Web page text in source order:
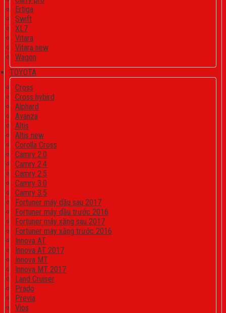
Ertiga
Swift
XL7
Vitara
Vitara new
Wagon
TOYOTA
Cross
Cross hybird
Alphard
Avanza
Altis
Altis new
Corolla Cross
Camry 2.0
Camry 2.4
Camry 2.5
Camry 3.0
Camry 3.5
Fortuner máy dầu sau 2017
Fortuner máy dầu trước 2016
Fortuner máy xăng sau 2017
Fortuner máy xăng trước 2016
Innova AT
Innova AT 2017
Innova MT
Innova MT 2017
Land Cruiser
Prado
Previa
Vios